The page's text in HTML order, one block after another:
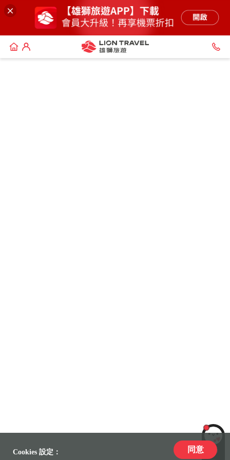
LiLi
Cookies 設定： 同意